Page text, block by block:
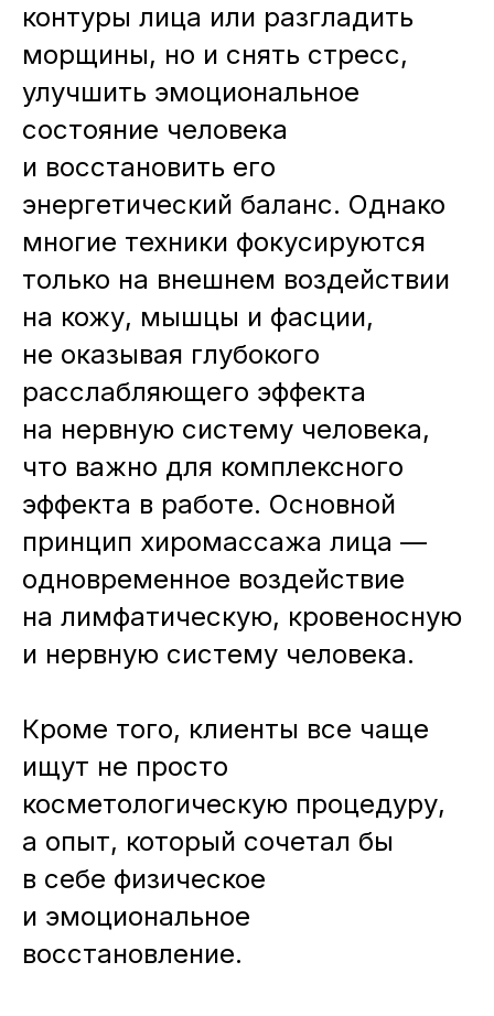
контуры лица или разгладить
морщины, но и снять стресс,
улучшить эмоциональное
состояние человека
и восстановить его
энергетический баланс. Однако
многие техники фокусируются
только на внешнем воздействии
на кожу, мышцы и фасции,
не оказывая глубокого
расслабляющего эффекта
на нервную систему человека,
что важно для комплексного
эффекта в работе. Основной
принцип хиромассажа лица —
одновременное воздействие
на лимфатическую, кровеносную
и нервную систему человека.
Кроме того, клиенты все чаще
ищут не просто
косметологическую процедуру,
а опыт, который сочетал бы
в себе физическое
и эмоциональное
восстановление.